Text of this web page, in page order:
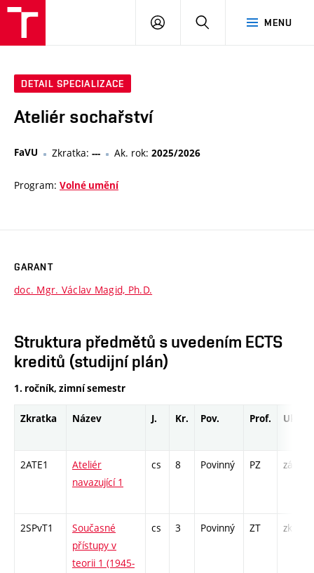
MENU
PŘIHLÁSIT
DETAIL SPECIALIZACE
Ateliér sochařství
FaVU Zkratka: --- Ak. rok: 2025/2026
Program: Volné umění
GARANT
doc. Mgr. Václav Magid, Ph.D.
Struktura předmětů s uvedením ECTS
kreditů (studijní plán)
1. ročník, zimní semestr
Zkratka Název J. Kr. Pov. Prof. Uk.
2ATE1
Ateliér
navazující 1
cs 8 Povinný PZ zá
2SPvT1
Současné
přístupy v
teorii 1 (1945-
cs 3 Povinný ZT zk